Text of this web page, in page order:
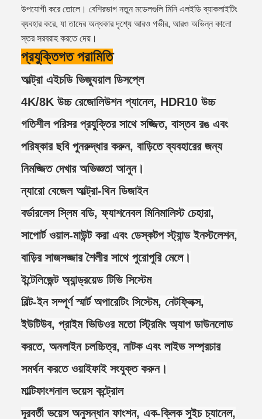
উপযোগী করে তোলে। বেশিরভাগ নতুন মডেলগুলি মিনি এলইডি ব্যাকলাইটিং
ব্যবহার করে, যা তাদের অন্ধকার দৃশ্যে আরও গভীর, আরও অভিন্ন কালো
স্তর সরবরাহ করতে দেয়।
প্রযুক্তিগত পরামিতি
আল্ট্রা এইচডি ভিজ্যুয়াল ডিসপ্লে
4K/8K উচ্চ রেজোলিউশন প্যানেল, HDR10 উচ্চ
গতিশীল পরিসর প্রযুক্তির সাথে সজ্জিত, বাস্তব রঙ এবং
পরিষ্কার ছবি পুনরুদ্ধার করুন, বাড়িতে ব্যবহারের জন্য
নিমজ্জিত দেখার অভিজ্ঞতা আনুন।
ন্যারো বেজেল আল্ট্রা-থিন ডিজাইন
বর্ডারলেস স্লিম বডি, ফ্যাশনেবল মিনিমালিস্ট চেহারা,
সাপোর্ট ওয়াল-মাউন্ট করা এবং ডেস্কটপ স্ট্যান্ড ইনস্টলেশন,
বাড়ির সাজসজ্জার শৈলীর সাথে পুরোপুরি মেলে।
ইন্টেলিজেন্ট অ্যান্ড্রয়েড টিভি সিস্টেম
বিল্ট-ইন সম্পূর্ণ স্মার্ট অপারেটিং সিস্টেম, নেটফ্লিক্স,
ইউটিউব, প্রাইম ভিডিওর মতো স্ট্রিমিং অ্যাপ ডাউনলোড
করতে, অনলাইন চলচ্চিত্র, নাটক এবং লাইভ সম্প্রচার
সমর্থন করতে ওয়াইফাই সংযুক্ত করুন।
মাল্টিফাংশনাল ভয়েস কন্ট্রোল
দূরবর্তী ভয়েস অনুসন্ধান ফাংশন, এক-ক্লিক সুইচ চ্যানেল,